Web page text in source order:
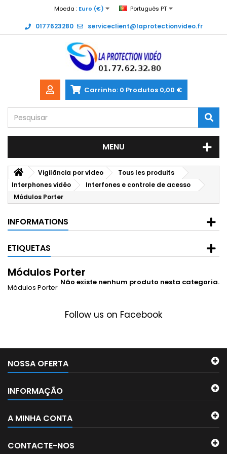
Moeda : Euro (€) Português PT
0177623280 serviceclient@laprotectionvideo.fr
Carrinho: 0 Produtos 0,00 €
MENU
Vigilância por vídeo
Tous les produits
Interphones vidéo
Interfones e controle de acesso
Módulos Porter
INFORMATIONS
ETIQUETAS
Módulos Porter
Não existe nenhum produto nesta categoria.
Módulos Porter
Follow us on Facebook
NOSSA OFERTA
INFORMAÇÃO
A MINHA CONTA
CONTACTE-NOS